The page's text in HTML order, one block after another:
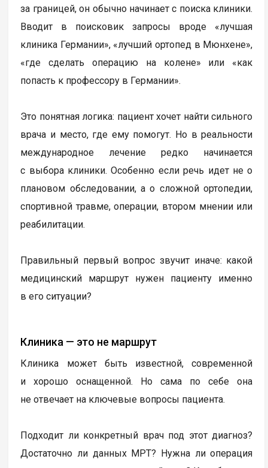
за границей, он обычно начинает с поиска клиники.
Вводит в поисковик запросы вроде «лучшая
клиника Германии», «лучший ортопед в Мюнхене»,
«где сделать операцию на колене» или «как
попасть к профессору в Германии».
Это понятная логика: пациент хочет найти сильного
врача и место, где ему помогут. Но в реальности
международное лечение редко начинается
с выбора клиники. Особенно если речь идет не о
плановом обследовании, а о сложной ортопедии,
спортивной травме, операции, втором мнении или
реабилитации.
Правильный первый вопрос звучит иначе: какой
медицинский маршрут нужен пациенту именно
в его ситуации?
Клиника — это не маршрут
Клиника может быть известной, современной
и хорошо оснащенной. Но сама по себе она
не отвечает на ключевые вопросы пациента.
Подходит ли конкретный врач под этот диагноз?
Достаточно ли данных МРТ? Нужна ли операция